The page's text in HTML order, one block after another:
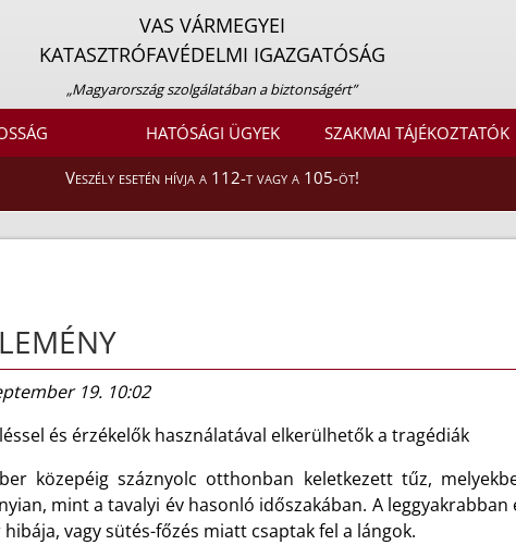
VAS VÁRMEGYEI
KATASZTRÓFAVÉDELMI IGAZGATÓSÁG
„Magyarország szolgálatában a biztonságért”
HATÓSÁGI ÜGYEK SZAKMAI TÁJÉKOZTATÓK
Veszély esetén hívja a 112-t vagy a 105-öt!
19. 10:02
és érzékelők használatával elkerülhetők a tragédiák
közepéig száznyolc otthonban keletkezett tűz,
mint a tavalyi év hasonló időszakában. A
vagy sütés-főzés miatt csaptak fel a lángok.